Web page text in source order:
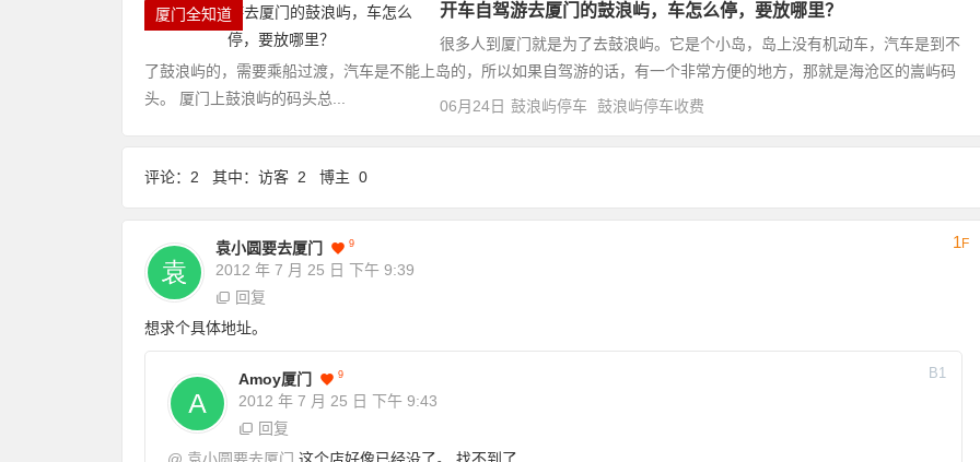
厦门全知道 开车自驾游去厦门的鼓浪屿，车怎么停，要放哪里？
很多人到厦门就是为了去鼓浪屿。它是个小岛，岛上没有机动车，汽车是到不
了鼓浪屿的，需要乘船过渡，汽车是不能上岛的，所以如果自驾游的话，有一个非常方便的地方，那就是海沧区的嵩屿码
头。 厦门上鼓浪屿的码头总...
06月24日 鼓浪屿停车 鼓浪屿停车收费
评论：2 其中：访客 2 博主 0
袁小圆要去厦门 9
2012 年 7 月 25 日 下午 9:39
1F
回复
想求个具体地址。
Amoy厦门 9
2012 年 7 月 25 日 下午 9:43
B1
回复